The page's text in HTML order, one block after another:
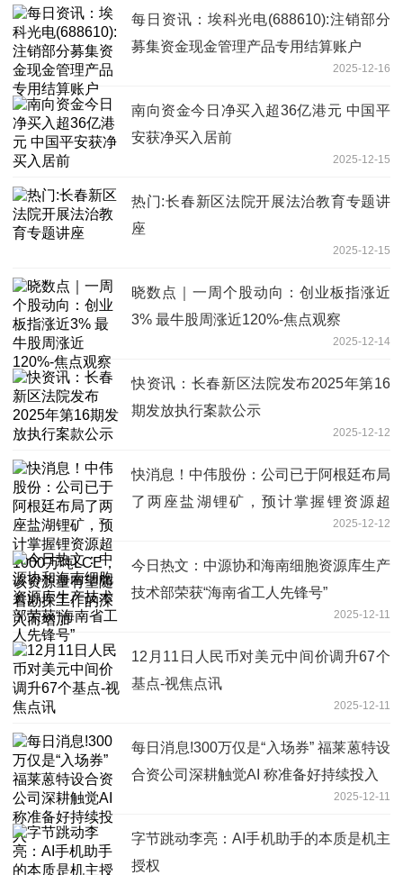
每日资讯：埃科光电(688610):注销部分
募集资金现金管理产品专用结算账户
2025-12-16
南向资金今日净买入超36亿港元 中国平
安获净买入居前
2025-12-15
热门:长春新区法院开展法治教育专题讲
座
2025-12-15
晓数点｜一周个股动向：创业板指涨近
3% 最牛股周涨近120%-焦点观察
2025-12-14
快资讯：长春新区法院发布2025年第16
期发放执行案款公示
2025-12-12
快消息！中伟股份：公司已于阿根廷布局
了两座盐湖锂矿，预计掌握锂资源超
1000万吨LCE，该资源量有望随着勘探
工作的深入而增加
2025-12-12
今日热文：中源协和海南细胞资源库生产
技术部荣获“海南省工人先锋号”
2025-12-11
12月11日人民币对美元中间价调升67个
基点-视焦点讯
2025-12-11
每日消息!300万仅是“入场券” 福莱蒽特设
合资公司深耕触觉AI 称准备好持续投入
2025-12-11
字节跳动李亮：AI手机助手的本质是机主
授权